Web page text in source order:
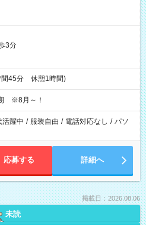
3分
間45分 休憩1時間)
※8月～！
活躍中 / 服装自由 / 電話対応なし / パソ
応募する 詳細へ
掲載日：2026.08.06
未読